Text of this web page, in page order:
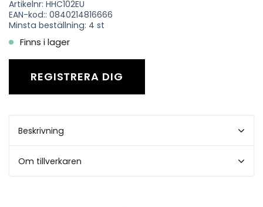
Artikelnr: HHC102EU
EAN-kod:: 0840214816666
Minsta beställning: 4 st
Finns i lager
REGISTRERA DIG
Beskrivning
Om tillverkaren